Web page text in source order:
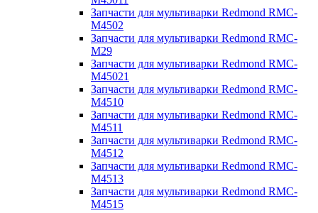
Запчасти для мультиварки Redmond RMC-
M4502
Запчасти для мультиварки Redmond RMC-
M29
Запчасти для мультиварки Redmond RMC-
M45021
Запчасти для мультиварки Redmond RMC-
M4510
Запчасти для мультиварки Redmond RMC-
M4511
Запчасти для мультиварки Redmond RMC-
M4512
Запчасти для мультиварки Redmond RMC-
M4513
Запчасти для мультиварки Redmond RMC-
M4515